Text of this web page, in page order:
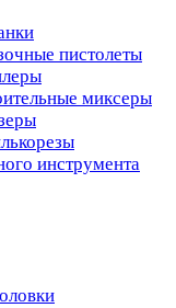
пистолеты
миксеры
инструмента